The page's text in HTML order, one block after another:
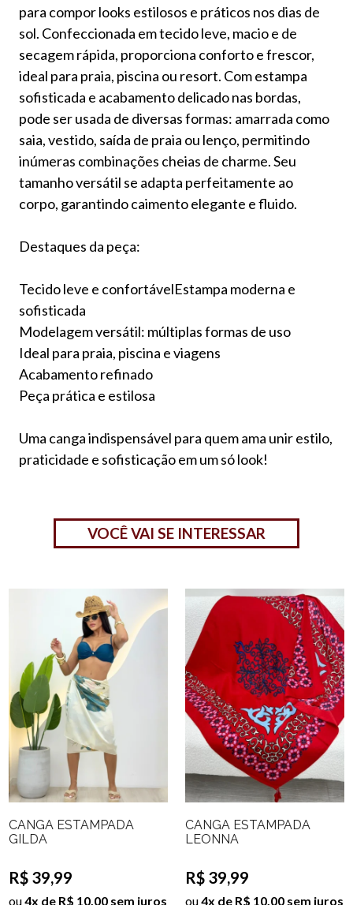
para compor looks estilosos e práticos nos dias de
sol. Confeccionada em tecido leve, macio e de
secagem rápida, proporciona conforto e frescor,
ideal para praia, piscina ou resort. Com estampa
sofisticada e acabamento delicado nas bordas,
pode ser usada de diversas formas: amarrada como
saia, vestido, saída de praia ou lenço, permitindo
inúmeras combinações cheias de charme. Seu
tamanho versátil se adapta perfeitamente ao
corpo, garantindo caimento elegante e fluido.
Destaques da peça:
Tecido leve e confortávelEstampa moderna e
sofisticada
Modelagem versátil: múltiplas formas de uso
Ideal para praia, piscina e viagens
Acabamento refinado
Peça prática e estilosa
Uma canga indispensável para quem ama unir estilo,
praticidade e sofisticação em um só look!
VOCÊ VAI SE INTERESSAR
CANGA ESTAMPADA
GILDA
R$ 39,99
ou4x de R$ 10,00 sem juros
CANGA ESTAMPADA
LEONNA
R$ 39,99
ou4x de R$ 10,00 sem juros